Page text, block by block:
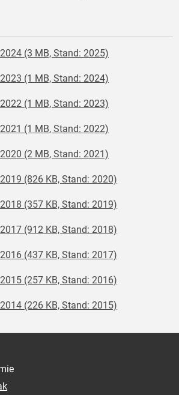
(3 MB, Stand: 2025)
(1 MB, Stand: 2024)
(1 MB, Stand: 2023)
(1 MB, Stand: 2022)
(2 MB, Stand: 2021)
(826 KB, Stand: 2020)
(357 KB, Stand: 2019)
(912 KB, Stand: 2018)
(437 KB, Stand: 2017)
(257 KB, Stand: 2016)
(226 KB, Stand: 2015)